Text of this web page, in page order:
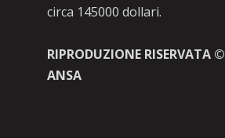
circa 145000 dollari.
RIPRODUZIONE
ANSA